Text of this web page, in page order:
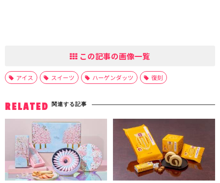
この記事の画像一覧
アイス スイーツ ハーゲンダッツ 復刻
RELATED 関連する記事